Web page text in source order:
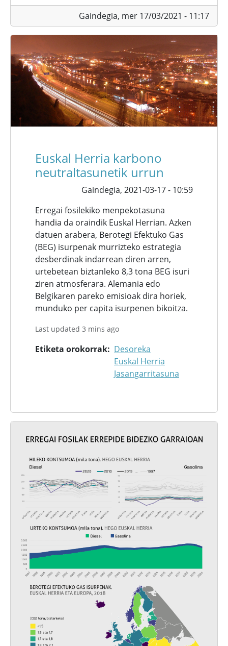
Gaindegia, mer 17/03/2021 - 11:17
Euskal Herria karbono
neutraltasunetik urrun
Gaindegia, 2021-03-17 - 10:59
Erregai fosilekiko menpekotasuna
handia da oraindik Euskal Herrian. Azken
datuen arabera, Berotegi Efektuko Gas
(BEG) isurpenak murrizteko estrategia
desberdinak indarrean diren arren,
urtebetean biztanleko 8,3 tona BEG isuri
ziren atmosferara. Alemania edo
Belgikaren pareko emisioak dira horiek,
munduko per capita isurpenen bikoitza.
Last updated 3 mins ago
Etiketa orokorrak
Desoreka
Euskal Herria
Jasangarritasuna